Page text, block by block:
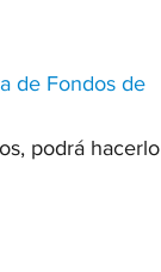
de Fondos de
podrá hacerlo